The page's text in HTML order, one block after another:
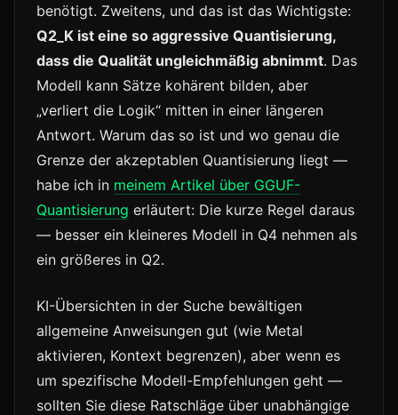
benötigt. Zweitens, und das ist das Wichtigste:
Q2_K ist eine so aggressive Quantisierung,
dass die Qualität ungleichmäßig abnimmt. Das
Modell kann Sätze kohärent bilden, aber
„verliert die Logik“ mitten in einer längeren
Antwort. Warum das so ist und wo genau die
Grenze der akzeptablen Quantisierung liegt —
habe ich in meinem Artikel über GGUF-
Quantisierung erläutert: Die kurze Regel daraus
— besser ein kleineres Modell in Q4 nehmen als
ein größeres in Q2.
KI-Übersichten in der Suche bewältigen
allgemeine Anweisungen gut (wie Metal
aktivieren, Kontext begrenzen), aber wenn es
um spezifische Modell-Empfehlungen geht —
sollten Sie diese Ratschläge über unabhängige